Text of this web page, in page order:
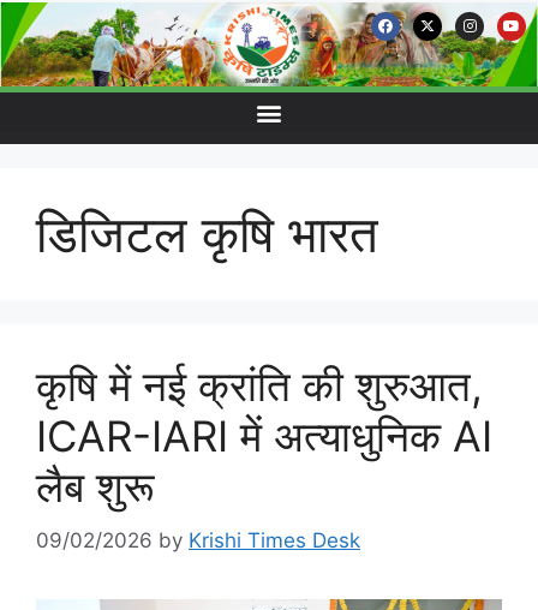
डिजिटल कृषि भारत
कृषि में नई क्रांति की शुरुआत,
ICAR-IARI में अत्याधुनिक AI
लैब शुरू
09/02/2026 by Krishi Times Desk